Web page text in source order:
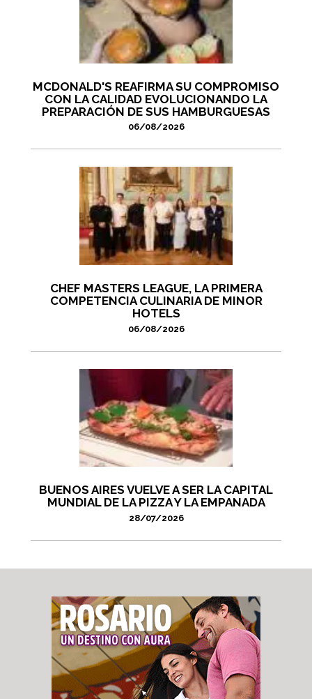
MCDONALD'S REAFIRMA SU COMPROMISO
CON LA CALIDAD EVOLUCIONANDO LA
PREPARACIÓN DE SUS HAMBURGUESAS
06/08/2026
CHEF MASTERS LEAGUE, LA PRIMERA
COMPETENCIA CULINARIA DE MINOR
HOTELS
06/08/2026
BUENOS AIRES VUELVE A SER LA CAPITAL
MUNDIAL DE LA PIZZA Y LA EMPANADA
28/07/2026